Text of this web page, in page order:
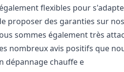
flexibles pour
proposer des garanties sur
sommes également très
nombreux avis positifs que
dépannage chauffe e